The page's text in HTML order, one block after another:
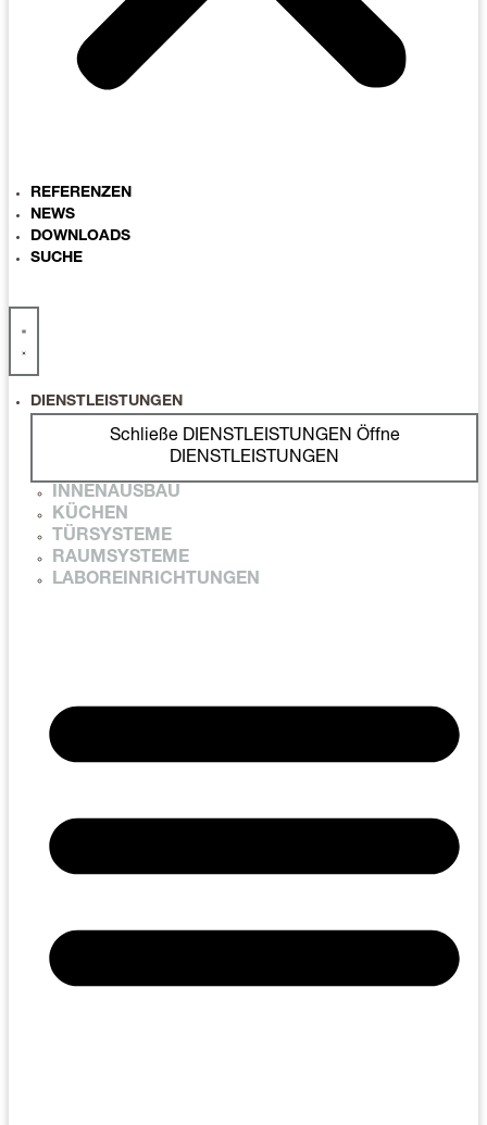
REFERENZEN
NEWS
DOWNLOADS
SUCHE
DIENSTLEISTUNGEN
Schließe DIENSTLEISTUNGEN Öffne
DIENSTLEISTUNGEN
INNENAUSBAU
KÜCHEN
TÜRSYSTEME
RAUMSYSTEME
LABOREINRICHTUNGEN